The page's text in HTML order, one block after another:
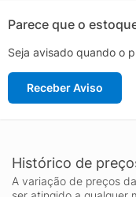
Parece que o
Seja avisado quando o
Receber Aviso
Histórico de
A variação de preços